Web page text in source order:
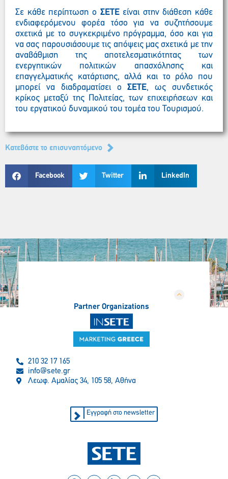
Σε κάθε περίπτωση ο ΣΕΤΕείναι στην διάθεση κάθε
ενδιαφερόμενου φορέα τόσο για να συζητήσουμε
σχετικά με το συγκεκριμένο πρόγραμμα, όσο και για
να σας παρουσιάσουμε τις απόψεις μας σχετικά με την
αναβάθμιση της αποτελεσματικότητας των
ενεργητικών πολιτικών απασχόλησης και
επαγγελματικής κατάρτισης, αλλά και το ρόλο που
μπορεί να διαδραματίσει οΣΕΤΕ,ως συνδετικός
κρίκος μεταξύ της Πολιτείας, των επιχειρήσεων και
του εργατικού δυναμικού του τομέα του Τουρισμού.
Kατεβάστε το επισυναπτόμενο
Facebook Twitter LinkedIn
Partner Organizations
210 32 17 165
info@sete.gr
Λεωφ. Αμαλίας 34, 105 58, Αθήνα
Εγγραφή στο newsletter